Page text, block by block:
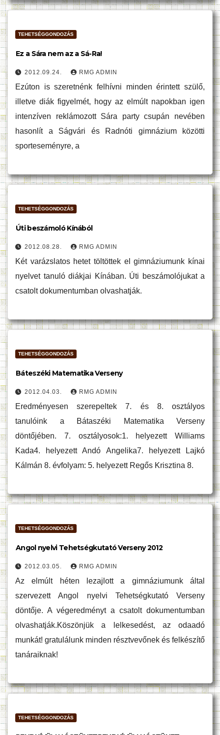
TEHETSÉGGONDOZÁS
Ez a Sára nem az a Sá-Ra!
2012.09.24. RMG ADMIN
Ezúton is szeretnénk felhívni minden érintett szülő,
illetve diák figyelmét, hogy az elmúlt napokban igen
intenzíven reklámozott Sára party csupán nevében
hasonlít a Ságvári és Radnóti gimnázium közötti
sporteseményre, a
TEHETSÉGGONDOZÁS
Úti beszámoló Kínából
2012.08.28. RMG ADMIN
Két varázslatos hetet töltöttek el gimnáziumunk kínai
nyelvet tanuló diákjai Kínában. Úti beszámolójukat a
csatolt dokumentumban olvashatják.
TEHETSÉGGONDOZÁS
Báteszéki Matematika Verseny
2012.04.03. RMG ADMIN
Eredményesen szerepeltek 7. és 8. osztályos
tanulóink a Bátaszéki Matematika Verseny
döntőjében. 7. osztályosok:1. helyezett Williams
Kada4. helyezett Andó Angelika7. helyezett Lajkó
Kálmán 8. évfolyam: 5. helyezett Regős Krisztina 8.
TEHETSÉGGONDOZÁS
Angol nyelvi Tehetségkutató Verseny 2012
2012.03.05. RMG ADMIN
Az elmúlt héten lezajlott a gimnáziumunk által
szervezett Angol nyelvi Tehetségkutató Verseny
döntője. A végeredményt a csatolt dokumentumban
olvashatják.Köszönjük a lelkesedést, az odaadó
munkát! gratulálunk minden résztvevőnek és felkészítő
tanáraiknak!
TEHETSÉGGONDOZÁS